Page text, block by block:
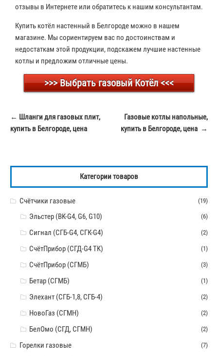
отзывы в Интернете или обратитесь к нашим консультантам.
Купить котёл настенный в Белгороде можно в нашем
магазине. Мы сориентируем вас по достоинствам и
недостаткам этой продукции, подскажем лучшие настенные
котлы и предложим отличные цены.
>>> Выбрать газовый Котёл <<<
Навигация
по
← Шланги для газовых плит,
купить в Белгороде, цена
Газовые котлы напольные,
купить в Белгороде, цена →
Категории товаров
Счётчики газовые (19)
Эльстер (BK-G4, G6, G10) (6)
Сигнал (СГБ-G4, СГК-G4) (2)
СчётПрибор (СГД-G4 TK) (1)
СчётПрибор (СГМБ) (3)
Бетар (СГМБ) (1)
Элехант (СГБ-1,8, СГБ-4) (2)
НовоГаз (СГМН) (2)
БелОмо (СГД, СГМН) (2)
Горелки газовые (7)